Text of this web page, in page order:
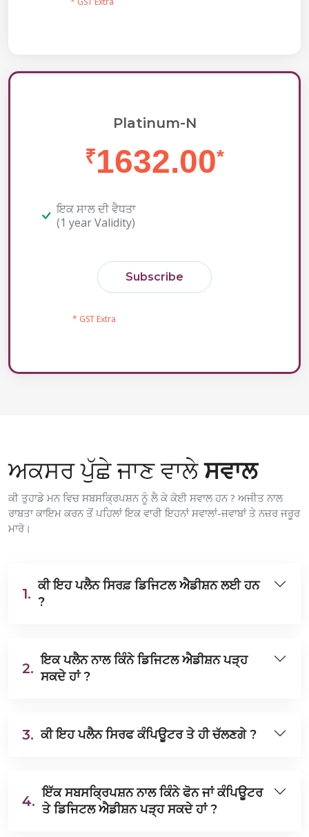
Platinum-N
₹1632.00*
ਇਕ ਸਾਲ ਦੀ ਵੈਧਤਾ
(1 year Validity)
Subscribe
* GST Extra
ਅਕਸਰ ਪੁੱਛੇ ਜਾਣ ਵਾਲੇਸਵਾਲ
ਕੀ ਤੁਹਾਡੇ ਮਨ ਵਿਚ ਸਬਸਕ੍ਰਿਪਸ਼ਨ ਨੂੰ ਲੈ ਕੇ ਕੋਈ ਸਵਾਲ ਹਨ ? ਅਜੀਤ ਨਾਲ
ਰਾਬਤਾ ਕਾਇਮ ਕਰਨ ਤੋਂ ਪਹਿਲਾਂ ਇਕ ਵਾਰੀ ਇਹਨਾਂ ਸਵਾਲਾਂ-ਜਵਾਬਾਂ ਤੇ ਨਜ਼ਰ ਜਰੂਰ
ਮਾਰੋ।
1. ਕੀ ਇਹ ਪਲੈਨ ਸਿਰਫ਼ ਡਿਜਿਟਲ ਐਡੀਸ਼ਨ ਲਈ ਹਨ
?
2. ਇਕ ਪਲੈਨ ਨਾਲ ਕਿੰਨੇ ਡਿਜਿਟਲ ਐਡੀਸ਼ਨ ਪੜ੍ਹ
ਸਕਦੇ ਹਾਂ ?
3. ਕੀ ਇਹ ਪਲੈਨ ਸਿਰਫ ਕੰਪਿਊਟਰ ਤੇ ਹੀ ਚੱਲਣਗੇ ?
4. ਇੱਕ ਸਬਸਕ੍ਰਿਪਸ਼ਨ ਨਾਲ ਕਿੰਨੇ ਫੋਨ ਜਾਂ ਕੰਪਿਊਟਰ
ਤੇ ਡਿਜਿਟਲ ਐਡੀਸ਼ਨ ਪੜ੍ਹ ਸਕਦੇ ਹਾਂ ?